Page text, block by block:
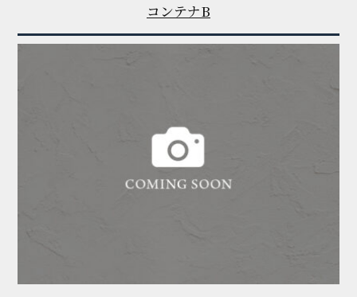
コンテナB